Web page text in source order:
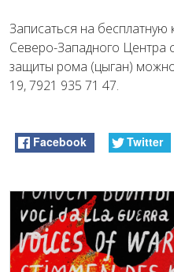
Записаться на
Северо-Западного Центра
защиты рома (цыган)
19, 7921 935 71 47.
Facebook Twitter